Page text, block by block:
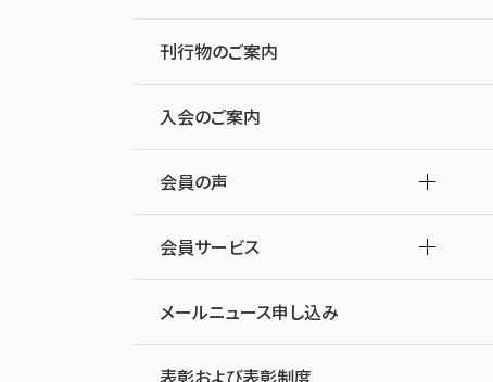
刊行物のご案内
入会のご案内
会員の声
会員サービス
メールニュース申し込み
表彰および表彰制度